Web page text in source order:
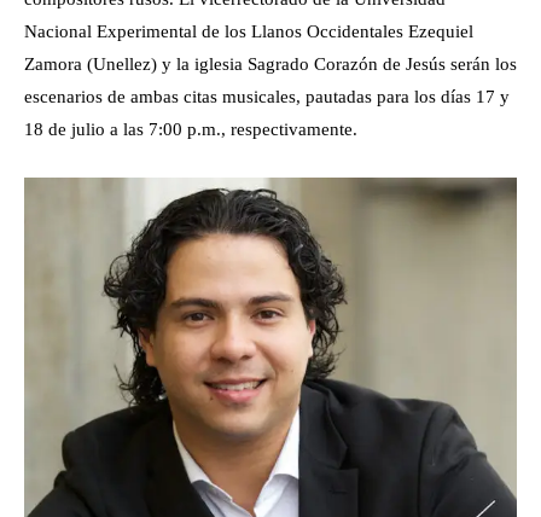
Nacional Experimental de los Llanos Occidentales Ezequiel
Zamora (Unellez) y la iglesia Sagrado Corazón de Jesús serán los
escenarios de ambas citas musicales, pautadas para los días 17 y
18 de julio a las 7:00 p.m., respectivamente.